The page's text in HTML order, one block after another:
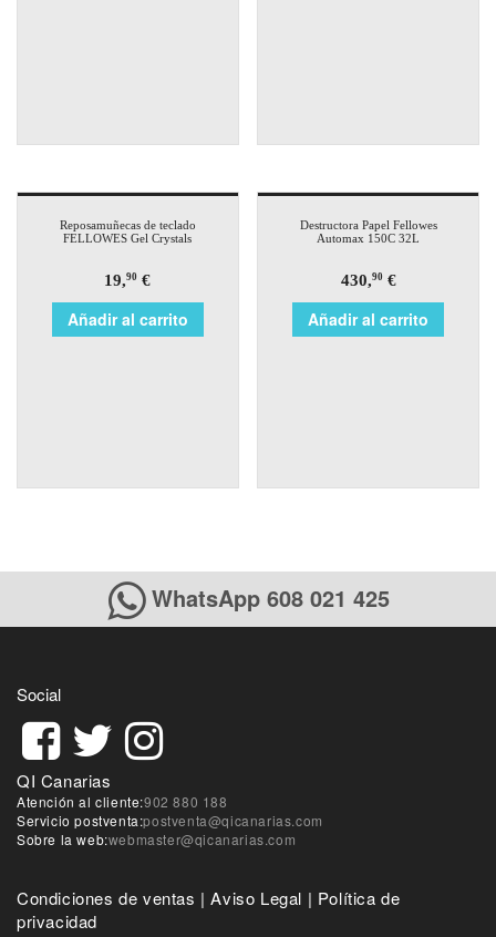
Reposamuñecas de teclado
FELLOWES Gel Crystals
19,90 €
Añadir al carrito
Destructora Papel Fellowes
Automax 150C 32L
430,90€
Añadir al carrito
WhatsApp 608 021 425
Social
QI Canarias
Atención al cliente:902 880 188
Servicio postventa:postventa@qicanarias.com
Sobre la web:webmaster@qicanarias.com
Condiciones de ventas |Aviso Legal | Política de
privacidad